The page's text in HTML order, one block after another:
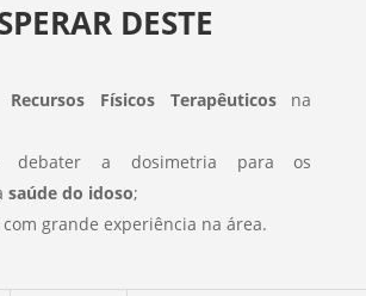
DESTE
Recursos Físicos Terapêuticosna
a dosimetria para os
saúde do idoso;
grande experiência na área.